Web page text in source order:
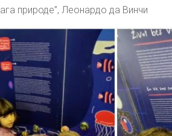
природе”, Леонардо да Винчи